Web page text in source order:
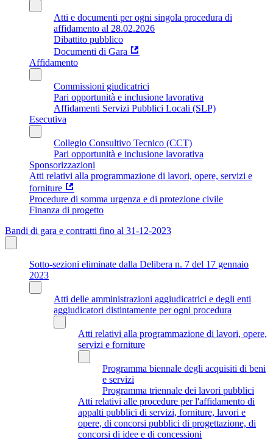
Atti e documenti per ogni singola procedura di
affidamento al 28.02.2026
Dibattito pubblico
Documenti di Gara
Affidamento
Commissioni giudicatrici
Pari opportunità e inclusione lavorativa
Affidamenti Servizi Pubblici Locali (SLP)
Esecutiva
Collegio Consultivo Tecnico (CCT)
Pari opportunità e inclusione lavorativa
Sponsorizzazioni
Atti relativi alla programmazione di lavori, opere, servizi e
forniture
Procedure di somma urgenza e di protezione civile
Finanza di progetto
Bandi di gara e contratti fino al 31-12-2023
Sotto-sezioni eliminate dalla Delibera n. 7 del 17 gennaio
2023
Atti delle amministrazioni aggiudicatrici e degli enti
aggiudicatori distintamente per ogni procedura
Atti relativi alla programmazione di lavori, opere,
servizi e forniture
Programma biennale degli acquisiti di beni
e servizi
Programma triennale dei lavori pubblici
Atti relativi alle procedure per l'affidamento di
appalti pubblici di servizi, forniture, lavori e
opere, di concorsi pubblici di progettazione, di
concorsi di idee e di concessioni